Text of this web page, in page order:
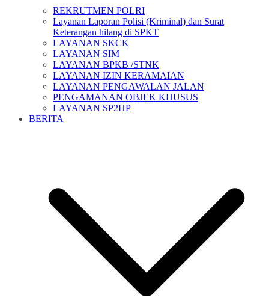
REKRUTMEN POLRI
Layanan Laporan Polisi (Kriminal) dan Surat
Keterangan hilang di SPKT
LAYANAN SKCK
LAYANAN SIM
LAYANAN BPKB /STNK
LAYANAN IZIN KERAMAIAN
LAYANAN PENGAWALAN JALAN
PENGAMANAN OBJEK KHUSUS
LAYANAN SP2HP
BERITA